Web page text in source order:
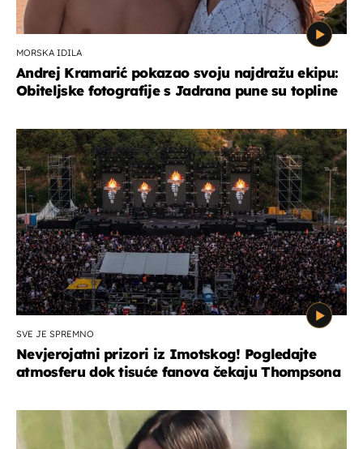
MORSKA IDILA
Andrej Kramarić pokazao svoju najdražu ekipu:
Obiteljske fotografije s Jadrana pune su topline
SVE JE SPREMNO
Nevjerojatni prizori iz Imotskog! Pogledajte
atmosferu dok tisuće fanova čekaju Thompsona